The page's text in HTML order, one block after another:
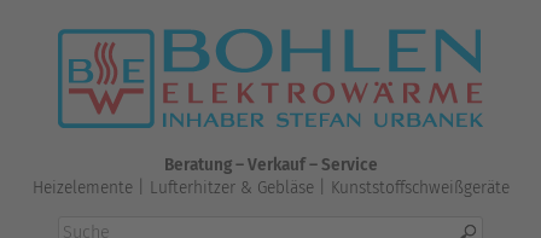
Beratung – Verkauf – Service
Heizelemente | Lufterhitzer & Gebläse | Kunststoffschweißgeräte